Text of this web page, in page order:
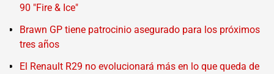
90 "Fire & Ice"
Brawn GP tiene patrocinio asegurado para los próximos
tres años
El Renault R29 no evolucionará más en lo que queda de